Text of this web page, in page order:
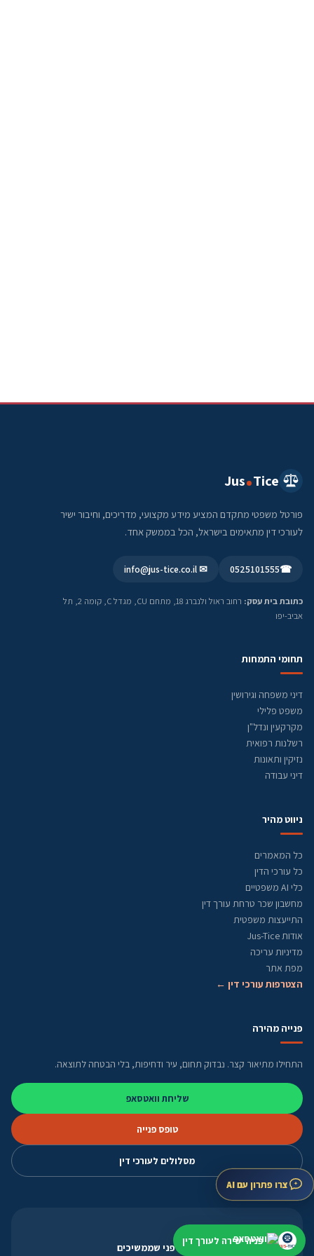
Jus Tice
פורטל משפטי מתקדם המציע מידע מקצועי, מדריכים, וחיבור ישיר
לעורכי דין מתאימים בישראל, הכל בממשק אחד.
☎
0525101555
✉ info@jus-tice.co.il
כתובת בית עסק:
רחוב ראול ולנברג 18, מתחם CU, מגדל C, קומה 2, תל
אביב-יפו
תחומי התמחות
דיני משפחה וגירושין
משפט פלילי
מקרקעין ונדל"ן
רשלנות רפואית
נזיקין ותאונות
דיני עבודה
ניווט מהיר
כל המאמרים
כל עורכי הדין
כלי AI משפטיים
מחשבון שכר טרחת עורך דין
התייעצות משפטית
אודות Jus-Tice
מדיניות עריכה
מפת אתר
הצטרפות עורכי דין ←
פנייה מהירה
התחילו מתיאור קצר. נבדוק תחום, עיר ודחיפות, בלי הבטחה לתוצאה.
שליחת וואטסאפ
טופס פנייה
מסלולים לעורכי דין
בודקים תחום, עיר ודחיפות לפני שממשיכים
צרו פתרון עם AI
פניה ישירה לעורך דין